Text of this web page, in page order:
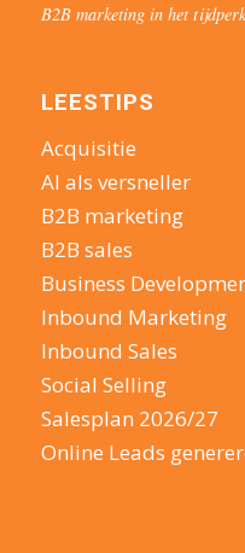
B2B marketing in het
LEESTIPS
Acquisitie
AI als versneller
B2B marketing
B2B sales
Business
Inbound Marketing
Inbound Sales
Social Selling
Salesplan 2026/27
Online Leads